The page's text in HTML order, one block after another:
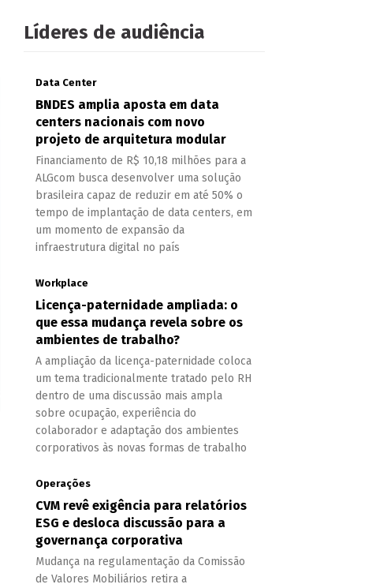
Líderes de audiência
Data Center
BNDES amplia aposta em data
centers nacionais com novo
projeto de arquitetura modular
Financiamento de R$ 10,18 milhões para a
ALGcom busca desenvolver uma solução
brasileira capaz de reduzir em até 50% o
tempo de implantação de data centers, em
um momento de expansão da
infraestrutura digital no país
Workplace
Licença-paternidade ampliada: o
que essa mudança revela sobre os
ambientes de trabalho?
A ampliação da licença-paternidade coloca
um tema tradicionalmente tratado pelo RH
dentro de uma discussão mais ampla
sobre ocupação, experiência do
colaborador e adaptação dos ambientes
corporativos às novas formas de trabalho
Operações
CVM revê exigência para relatórios
ESG e desloca discussão para a
governança corporativa
Mudança na regulamentação da Comissão
de Valores Mobiliários retira a